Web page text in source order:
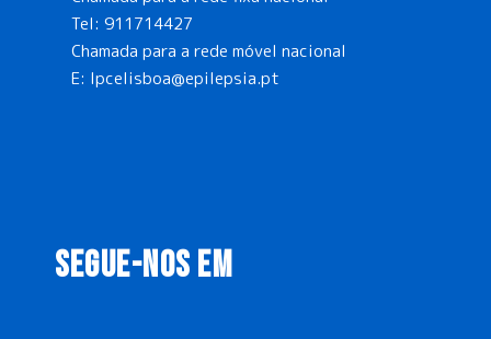
Tel: 911714427
Chamada para a rede móvel nacional
E: lpcelisboa@epilepsia.pt
SEGUE-NOS EM